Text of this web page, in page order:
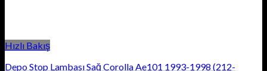
Hızlı Bakış
Depo Stop Lambası Sağ Corolla Ae101 1993-1998 (212-